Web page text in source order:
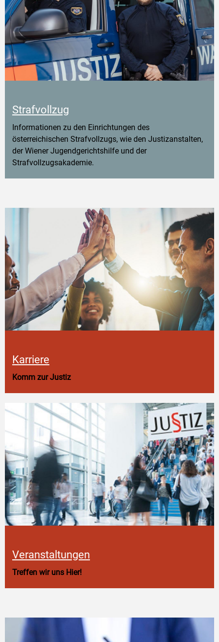
Strafvollzug
Informationen zu den Einrichtungen des
österreichischen Strafvollzugs, wie den Justizanstalten,
der Wiener Jugendgerichtshilfe und der
Strafvollzugsakademie.
Karriere
Komm zur Justiz
Veranstaltungen
Treffen wir uns Hier!